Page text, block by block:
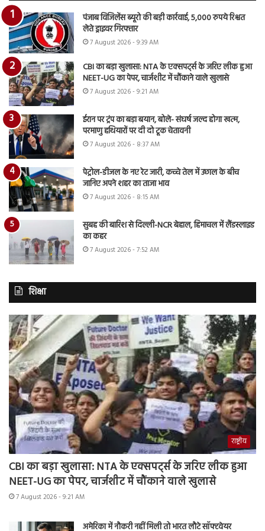
पंजाब विजिलेंस ब्यूरो की बड़ी कार्रवाई, 5,000 रुपये रिश्वत
लेते ड्राइवर गिरफ्तार
7 August 2026 - 9:39 AM
CBI का बड़ा खुलासा: NTA के एक्सपर्ट्स के जरिए लीक हुआ
NEET-UG का पेपर, चार्जशीट में चौंकाने वाले खुलासे
7 August 2026 - 9:21 AM
ईरान पर ट्रंप का बड़ा बयान, बोले- संघर्ष जल्द होगा खत्म,
परमाणु हथियारों पर दी दो टूक चेतावनी
7 August 2026 - 8:37 AM
पेट्रोल-डीजल के नए रेट जारी, कच्चे तेल में उछाल के बीच
जानिए अपने शहर का ताजा भाव
7 August 2026 - 8:15 AM
सुबह की बारिश से दिल्ली-NCR बेहाल, हिमाचल में लैंडस्लाइड
का कहर
7 August 2026 - 7:52 AM
शिक्षा
राष्ट्रीय
CBI का बड़ा खुलासा: NTA के एक्सपर्ट्स के जरिए लीक हुआ
NEET-UG का पेपर, चार्जशीट में चौंकाने वाले खुलासे
7 August 2026 - 9:21 AM
अमेरिका में नौकरी नहीं मिली तो भारत लौटे सॉफ्टवेयर